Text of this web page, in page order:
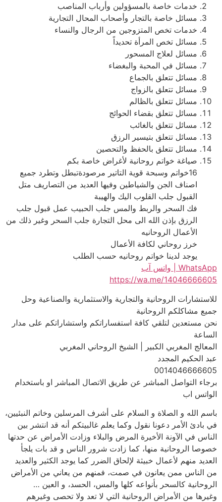
خدمات خاصة بالمسؤولين وأرباب المناصب
مسائل خاصة بالتجار وأصحاب المحال التجارية
خدمات تخص المتزوجين من الرجال والنساء
مسائل تخص المرأة تحديداً
مسائل لعلاج المسحور
مسائل في المحبة والبغضاء
مسائل تتعلق بالجماع
مسائل تتعلق بالزواج
مسائل تتعلق بالظالم
مسائل تتعلق بقضاء الحوائج
مسائل تتعلق بالغائب
مسائل تتعلق بتيسير الرزق
مسائل تتعلق بالحفظ والتحصين
صياغة خواتم روحانية لأغراض خاصة بكم
16خواتم وسبحة قوية التاتير مرصودةتبطل وتطرد جميع
اصناف الجن والشياطين وفيها العديد من التصاريف متل
القبول جلب القلوب اليك والهيبة
فك السحر والربط والمس جلب الحبيب عمل قبول جلب
الرزق بإذن الله الى محل التجارة جلب السحر وغير ذلك من
الأعمال الروحانيه
خرز روحاني لكافة الأعمال
يوجد لدينا خواتم روحانيه حسب الطلب
WhatsApp | واتس آب
https://wa.me/14046666605
للاستشارات الروحانية والتجارية والاستثمارية والصناعية وحل
جميع مشاكلكم الروحانية
نحن مستعدين لتلقي كافة استفساراتكم واستشاراتكم على مدار
الساعة
المعالج المغربي الكبير | الشيخ الروحاني المغربي
عبد الحكيم المجدد
0014046666605
برجاء التواصل المباشر عن طريق الاتصال المباشر او باستخدام
الواتس اب
باسم الله و الصلاة و السلام على أشرف المرسلين وخاتم النبئيين،
في بادئ الأمر دعونا نقول وكما يعلم غالبيتكم أنه قد انتشر بين
الناس في الآونة الأخيرة المرض والبلاء وزادت الأمراض عن حدتها
خصوصا الروحانية منها، كما زادت شرور الناس و قد بات يلجأ
العديد منهم لأعمال خبيثة لإلحاق الضرر كما يوجد الكثير والعديد
من الناس ممن يعانون في صمت، فمنهم من يعاني من الأمراض
الروحانية كالسحر بأنواعه كلها والمس، الحسد، و العين …
وغيرها من الأمراض الروحانية التي لا تعد ولا تحصى وغيرهم